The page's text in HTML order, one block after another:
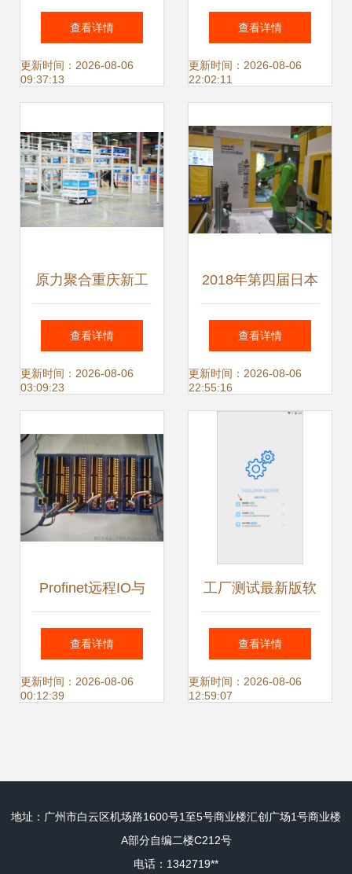
试服务器v1.4.11官
方版 高效可靠的轻
方案
查看详情
更新时间：2026-08-06
09:37:13
精准落子 揭秘人工
智能AI的故事
查看详情
更新时间：2026-08-06
22:02:11
原力聚合重庆新工
厂投产 智能物流装
备迈向全球化的新
查看详情
更新时间：2026-08-06
03:09:23
2018年第四届日本
智能工厂考察之旅
圆满结束 从“制
体验
查看详情
更新时间：2026-08-06
22:55:16
Profinet远程IO与
GSD文件自动生成
的简单说明
查看详情
更新时间：2026-08-06
00:12:39
工厂测试最新版软
件测试服务质量保
证体系研究
查看详情
更新时间：2026-08-06
12:59:07
地址：广州市白云区机场路1600号1至5号商业楼汇创广场1号商业楼
A部分自编二楼C212号
电话：1342719**